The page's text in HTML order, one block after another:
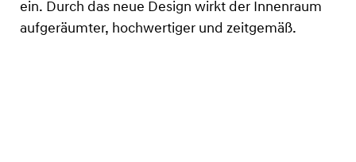
ein. Durch das neue Design wirkt der Innenraum
aufgeräumter, hochwertiger und zeitgemäß.